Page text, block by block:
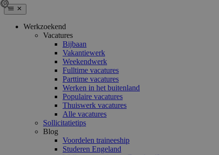
Werkzoekend
Vacatures
Bijbaan
Vakantiewerk
Weekendwerk
Fulltime vacatures
Parttime vacatures
Werken in het buitenland
Populaire vacatures
Thuiswerk vacatures
Alle vacatures
Sollicitatietips
Blog
Voordelen traineeship
Studeren Engeland